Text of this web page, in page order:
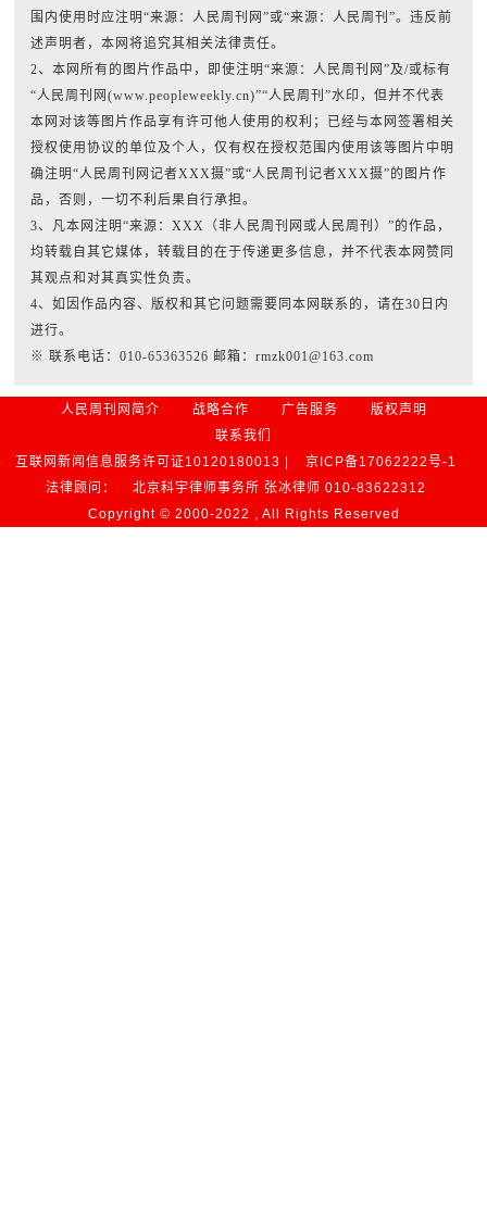
围内使用时应注明“来源：人民周刊网”或“来源：人民周刊”。违反前
述声明者，本网将追究其相关法律责任。
2、本网所有的图片作品中，即使注明“来源：人民周刊网”及/或标有
“人民周刊网(www.peopleweekly.cn)”“人民周刊”水印，但并不代表
本网对该等图片作品享有许可他人使用的权利；已经与本网签署相关
授权使用协议的单位及个人，仅有权在授权范围内使用该等图片中明
确注明“人民周刊网记者XXX摄”或“人民周刊记者XXX摄”的图片作
品，否则，一切不利后果自行承担。
3、凡本网注明“来源：XXX（非人民周刊网或人民周刊）”的作品，
均转载自其它媒体，转载目的在于传递更多信息，并不代表本网赞同
其观点和对其真实性负责。
4、如因作品内容、版权和其它问题需要同本网联系的，请在30日内
进行。
※ 联系电话：010-65363526 邮箱：rmzk001@163.com
人民周刊网简介 战略合作 广告服务
版权声明
联系我们
互联网新闻信息服务许可证10120180013 |
京ICP备17062222号-1
法律顾问：
北京科宇律师事务所 张冰律师 010-83622312
Copyright © 2000-2022 , All Rights Reserved